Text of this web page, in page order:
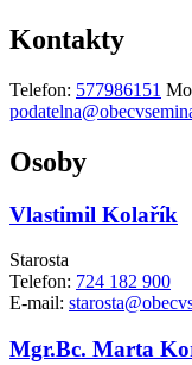
Kontakty
Telefon: 577986151
Osoby
Vlastimil Kolařík
Starosta
Telefon: 724 182 900
E-mail:
Mgr.Bc. Marta